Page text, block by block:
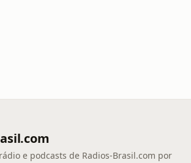
e podcasts de Radios-Brasil.com por